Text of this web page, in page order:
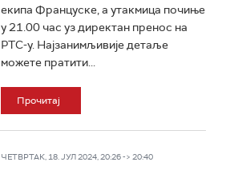
екипа Француске, а утакмица почиње
у 21.00 час уз директан пренос на
РТС-у. Најзанимљивије детаље
можете пратити...
Прочитај
ЧЕТВРТАК, 18. ЈУЛ 2024, 20:26 -> 20:40